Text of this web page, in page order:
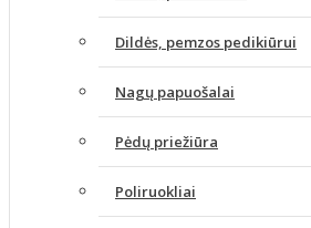
Dildės, pemzos pedikiūrui
Nagų papuošalai
Pėdų priežiūra
Poliruokliai